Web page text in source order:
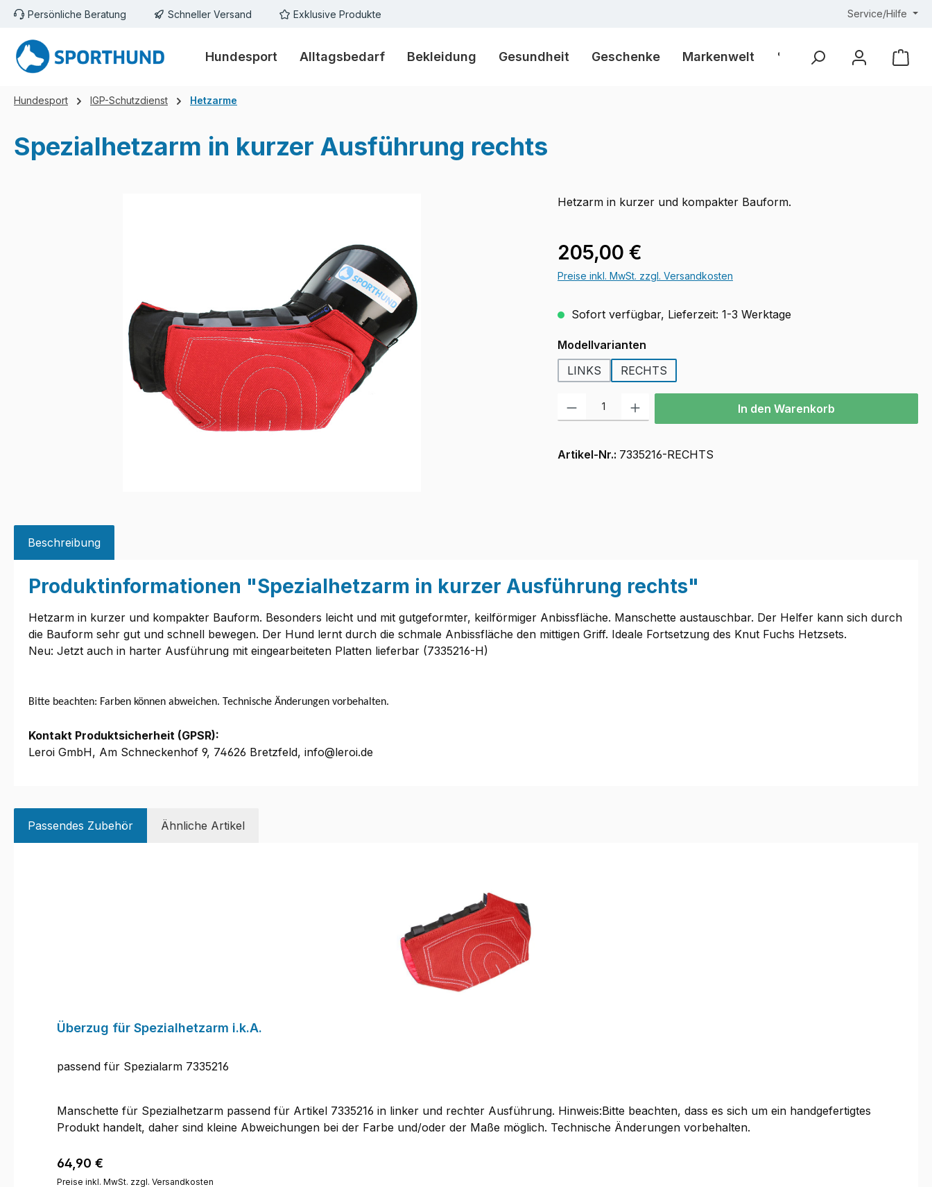
Hauptinhalt springen
Zur Suche springen
Zur Hauptnavigation springen
Persönliche Beratung Schneller Versand Exklusive Produkte Service/Hilfe
Hundesport Alltagsbedarf Bekleidung Gesundheit Geschenke Markenwelt % Outlet %
Hundesport IGP-Schutzdienst Hetzarme
Spezialhetzarm in kurzer Ausführung rechts
Hetzarm in kurzer und kompakter Bauform.
Regulärer Preis:
205,00 €
Preise inkl. MwSt. zzgl. Versandkosten
Sofort verfügbar, Lieferzeit: 1-3 Werktage
Modellvarianten
LINKS
RECHTS
Produkt Anzahl: Gib den gewünschten Wert ein oder benutze die Schaltflächen
In den Warenkorb
Artikel-Nr.: 7335216-RECHTS
Beschreibung
Produktinformationen "Spezialhetzarm in kurzer Ausführung rechts"
Hetzarm in kurzer und kompakter Bauform. Besonders leicht und mit gutgeformter, keilförmiger Anbissfläche. Manschette austauschbar. Der Helfer kann sich durch
die Bauform sehr gut und schnell bewegen. Der Hund lernt durch die schmale Anbissfläche den mittigen Griff. Ideale Fortsetzung des Knut Fuchs Hetzsets.
Neu: Jetzt auch in harter Ausführung mit eingearbeiteten Platten lieferbar (7335216-H)
Bitte beachten: Farben können abweichen. Technische Änderungen vorbehalten.
Kontakt Produktsicherheit (GPSR):
Leroi GmbH, Am Schneckenhof 9, 74626 Bretzfeld, info@leroi.de
Passendes Zubehör Ähnliche Artikel
Überzug für Spezialhetzarm i.k.A.
passend für Spezialarm 7335216
Manschette für Spezialhetzarm passend für Artikel 7335216 in linker und rechter Ausführung. Hinweis:Bitte beachten, dass es sich um ein handgefertigtes
Produkt handelt, daher sind kleine Abweichungen bei der Farbe und/oder der Maße möglich. Technische Änderungen vorbehalten.
Regulärer Preis:
64,90 €
Preise inkl. MwSt. zzgl. Versandkosten